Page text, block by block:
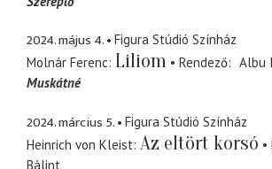
2024. május 4.
Figura Stúdió Színház
Molnár Ferenc Liliom Rendező
Albu
Muskátné
2024. március 5.
Figura Stúdió Színház
Heinrich von Kleist Az eltört korsó
Bálint